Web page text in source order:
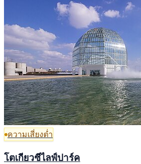
ความเสี่ยงต่ำ
โตเกียวซีไลฟ์ปาร์ค